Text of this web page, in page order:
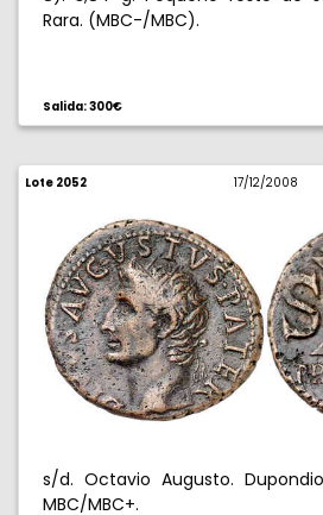
Rara. (MBC-/MBC).
Salida: 300€
Lote 2052 17/12/2008
s/d. Octavio Augusto.
MBC/MBC+.